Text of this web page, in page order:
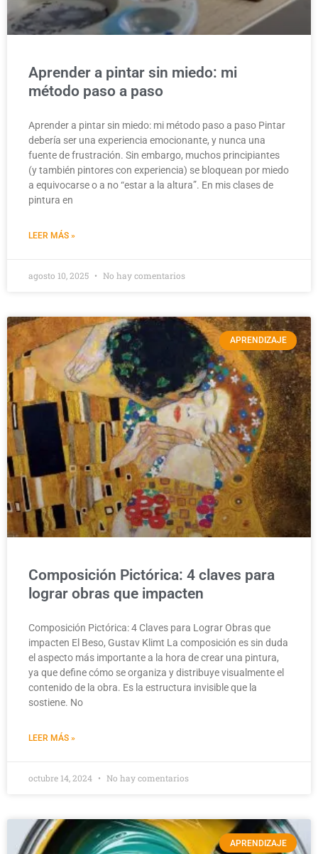
Aprender a pintar sin miedo: mi
método paso a paso
Aprender a pintar sin miedo: mi método paso a paso Pintar
debería ser una experiencia emocionante, y nunca una
fuente de frustración. Sin embargo, muchos principiantes
(y también pintores con experiencia) se bloquean por miedo
a equivocarse o a no “estar a la altura”. En mis clases de
pintura en
LEER MÁS »
agosto 10, 2025 No hay comentarios
APRENDIZAJE
Composición Pictórica: 4 claves para
lograr obras que impacten
Composición Pictórica: 4 Claves para Lograr Obras que
impacten El Beso, Gustav Klimt La composición es sin duda
el aspecto más importante a la hora de crear una pintura,
ya que define cómo se organiza y distribuye visualmente el
contenido de la obra. Es la estructura invisible que la
sostiene. No
LEER MÁS »
octubre 14, 2024 No hay comentarios
APRENDIZAJE